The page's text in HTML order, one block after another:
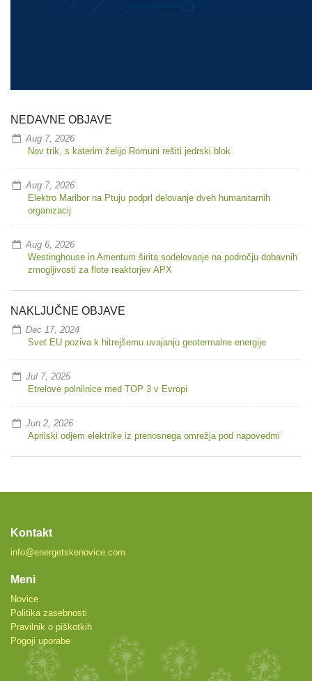
NEDAVNE OBJAVE
Aug 7, 2026
Nov trik, s katerim želijo Romuni rešiti jedrski blok
Aug 7, 2026
Elektro Maribor na Ptuju podprl delovanje dveh humanitarnih
organizacij
Aug 6, 2026
Westinghouse in Amentum širita sodelovanje na področju dobavnih
zmogljivosti za flote reaktorjev APX
NAKLJUČNE OBJAVE
Dec 17, 2024
Svet EU poziva k hitrejšemu uvajanju geotermalne energije
Jul 7, 2025
Etrelove polnilnice med TOP 3 v Evropi
Jun 2, 2026
Aprilski odjem elektrike iz prenosnega omrežja pod napovedmi
Kontakt
info@energetskenovice.com
Meni
Novice
Politika zasebnosti
Pravilnik o piškotkih
Pogoji uporabe